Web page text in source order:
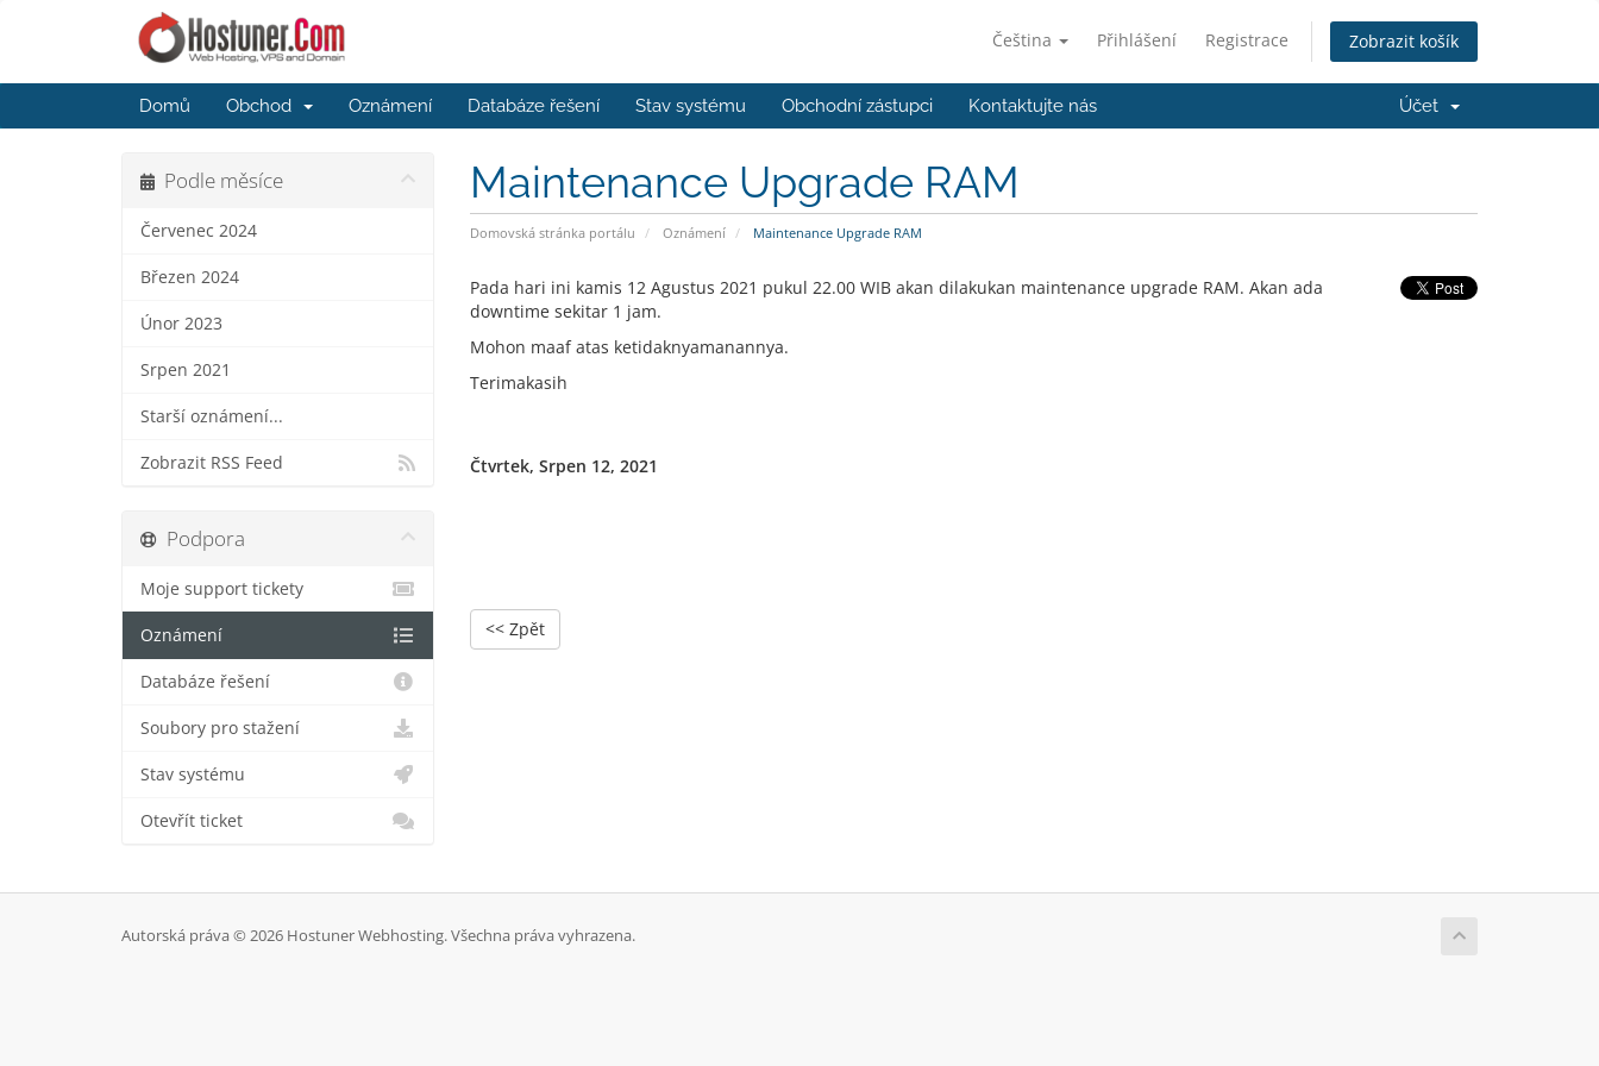
Čeština Přihlášení Registrace Zobrazit košík
Domů Obchod Oznámení Databáze řešení Stav systému Obchodní zástupci Kontaktujte nás Účet
Maintenance Upgrade RAM
Domovská stránka portálu Oznámení Maintenance Upgrade RAM
Podle měsíce
Červenec 2024
Březen 2024
Únor 2023
Srpen 2021
Starší oznámení...
Zobrazit RSS Feed
Pada hari ini kamis 12 Agustus 2021 pukul 22.00 WIB akan dilakukan maintenance upgrade RAM. Akan ada
downtime sekitar 1 jam.
Mohon maaf atas ketidaknyamanannya.
Terimakasih
Čtvrtek, Srpen 12, 2021
<< Zpět
Podpora
Moje support tickety
Oznámení
Databáze řešení
Soubory pro stažení
Stav systému
Otevřít ticket
Autorská práva © 2026 Hostuner Webhosting. Všechna práva vyhrazena.